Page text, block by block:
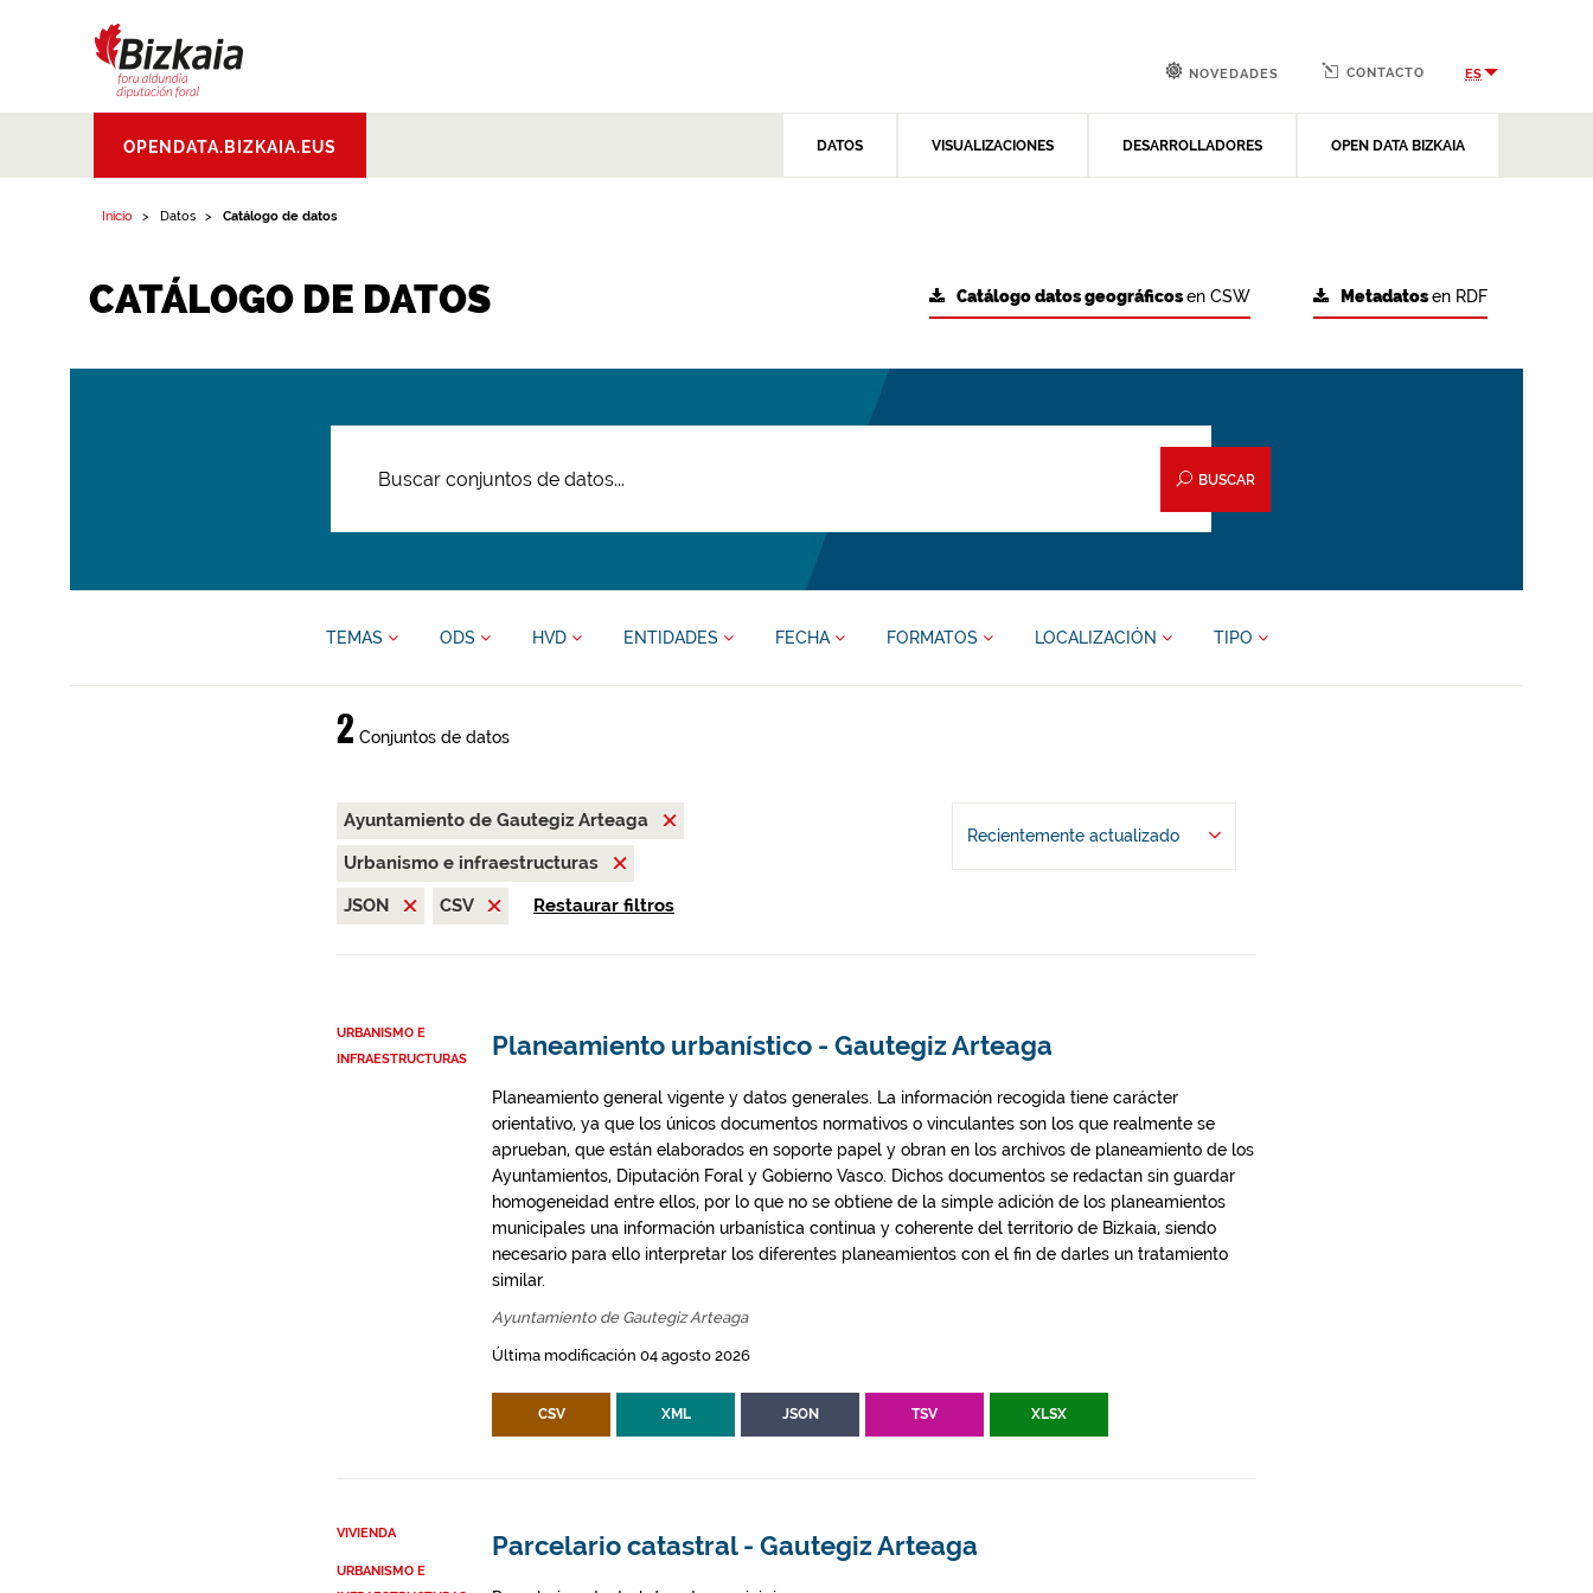
Aldundia.Diputacion
Foral de Bizkaia
OPENDATA.BIZKAIA.EUS DATOS VISUALIZACIONES DESARROLLADORES OPEN DATA BIZKAIA
NOVEDADES CONTACTO ES
Inicio Datos Catálogo de datos
CATÁLOGO DE DATOS Metadatosen RDF
Catálogo datos geográficosen CSW
BUSCAR
TEMAS ODS HVD ENTIDADES FECHA FORMATOS LOCALIZACIÓN TIPO
2 Conjuntos de datos
Ayuntamiento de Gautegiz Arteaga
Urbanismo e infraestructuras
JSON
CSV Restaurar filtros
Recientemente actualizado
URBANISMO E
INFRAESTRUCTURAS
Planeamiento urbanístico - Gautegiz Arteaga
Planeamiento general vigente y datos generales. La información recogida tiene carácter
orientativo, ya que los únicos documentos normativos o vinculantes son los que realmente se
aprueban, que están elaborados en soporte papel y obran en los archivos de planeamiento de los
Ayuntamientos, Diputación Foral y Gobierno Vasco. Dichos documentos se redactan sin guardar
homogeneidad entre ellos, por lo que no se obtiene de la simple adición de los planeamientos
municipales una información urbanística continua y coherente del territorio de Bizkaia, siendo
necesario para ello interpretar los diferentes planeamientos con el fin de darles un tratamiento
similar.
Ayuntamiento de Gautegiz Arteaga
Última modificación 04 agosto 2026
CSV XML JSON TSV XLSX
VIVIENDA
URBANISMO E
Parcelario catastral - Gautegiz Arteaga